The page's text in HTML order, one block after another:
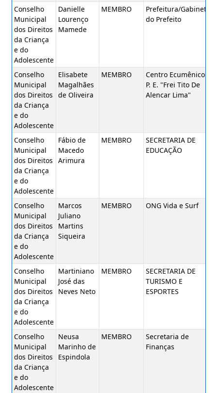
Conselho
Municipal
dos Direitos
da Criança
e do
Adolescente
Danielle
Lourenço
Mamede
MEMBRO
Prefeitura/Gabinete
do Prefeito
Conselho
Municipal
dos Direitos
da Criança
e do
Adolescente
Elisabete
Magalhães
de Oliveira
MEMBRO
Centro Ecumênico
P. E. "Frei Tito De
Alencar Lima"
Conselho
Municipal
dos Direitos
da Criança
e do
Adolescente
Fábio de
Macedo
Arimura
MEMBRO
SECRETARIA DE
EDUCAÇÃO
Conselho
Municipal
dos Direitos
da Criança
e do
Adolescente
Marcos
Juliano
Martins
Siqueira
MEMBRO ONG Vida e Surf
Conselho
Municipal
dos Direitos
da Criança
e do
Adolescente
Martiniano
José das
Neves Neto
MEMBRO
SECRETARIA DE
TURISMO E
ESPORTES
Conselho
Municipal
dos Direitos
da Criança
e do
Adolescente
Neusa
Marinho de
Espindola
MEMBRO
Secretaria de
Finanças